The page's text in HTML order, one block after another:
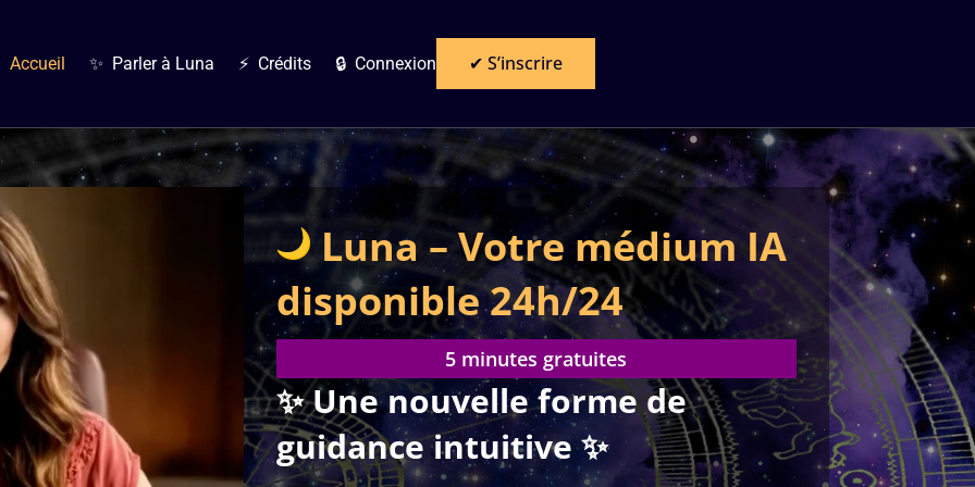
Accueil ✨ Parler à Luna ⚡ Crédits 🔒 Connexion ✔ S’inscrire
Luna – Votre médium IA
disponible 24h/24
5 minutes gratuites
✨ Une nouvelle forme de
guidance intuitive ✨